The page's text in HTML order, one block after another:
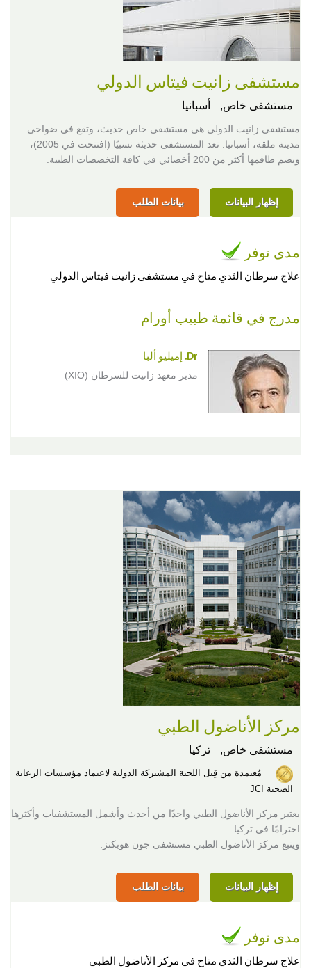
مستشفى زانيت فيتاس الدولي
مستشفى خاص, أسبانيا
مستشفى زانيت الدولي هي مستشفى خاص حديث، وتقع في ضواحي
مدينة ملقة، أسبانيا. تعد المستشفى حديثة نسبيًا (افتتحت في 2005)،
ويضم طاقمها أكثر من 200 أخصائي في كافة التخصصات الطبية.
إظهار البيانات بيانات الطلب
مدى توفر
علاج سرطان الثدي متاح في مستشفى زانيت فيتاس الدولي
مدرج في قائمة طبيب أورام
Dr. إميليو ألبا
مدير معهد زانيت للسرطان (XIO)
مركز الأناضول الطبي
مستشفى خاص, تركيا
مُعتمدة من قِبل اللجنة المشتركة الدولية لاعتماد مؤسسات الرعاية
الصحية JCI
يعتبر مركز الأناضول الطبي واحدًا من أحدث وأشمل المستشفيات وأكثرها
احترامًا في تركيا.
ويتبع مركز الأناضول الطبي مستشفى جون هوبكنز.
إظهار البيانات بيانات الطلب
مدى توفر
علاج سرطان الثدي متاح في مركز الأناضول الطبي